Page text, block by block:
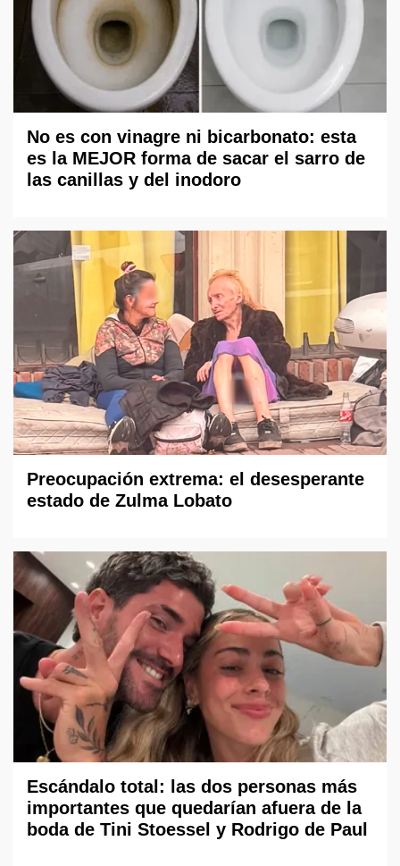
No es con vinagre ni bicarbonato: esta
es la MEJOR forma de sacar el sarro de
las canillas y del inodoro
Preocupación extrema: el desesperante
estado de Zulma Lobato
Escándalo total: las dos personas más
importantes que quedarían afuera de la
boda de Tini Stoessel y Rodrigo de Paul